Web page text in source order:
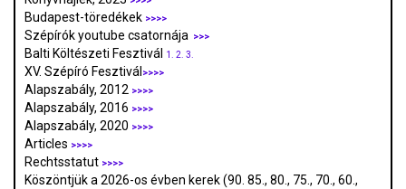
Budapest-töredékek >>>>
Szépírók youtube csatornája >>>
Balti Költészeti Fesztivál 1. 2. 3.
XV. Szépíró Fesztivál >>>>
Alapszabály, 2012 >>>>
Alapszabály, 2016 >>>>
Alapszabály, 2020 >>>>
Articles >>>>
Rechtsstatut >>>>
Köszöntjük a 2026-os évben kerek (90. 85., 80., 75., 70., 60.,